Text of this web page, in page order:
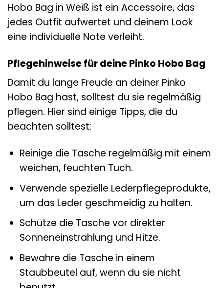
Hobo Bag in Weiß ist ein Accessoire, das
jedes Outfit aufwertet und deinem Look
eine individuelle Note verleiht.
Pflegehinweise für deine Pinko Hobo Bag
Damit du lange Freude an deiner Pinko
Hobo Bag hast, solltest du sie regelmäßig
pflegen. Hier sind einige Tipps, die du
beachten solltest:
Reinige die Tasche regelmäßig mit einem
weichen, feuchten Tuch.
Verwende spezielle Lederpflegeprodukte,
um das Leder geschmeidig zu halten.
Schütze die Tasche vor direkter
Sonneneinstrahlung und Hitze.
Bewahre die Tasche in einem
Staubbeutel auf, wenn du sie nicht